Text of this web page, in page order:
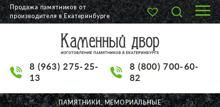
О КОМПАНИИ
НАШИ РАБОТЫ
АКЦИИ
Продажа памятников от
производителя в Екатеринбурге
8 (963) 275-25-
13
8 (800) 700-60-
82
ПАМЯТНИКИ, МЕМОРИАЛЬНЫЕ